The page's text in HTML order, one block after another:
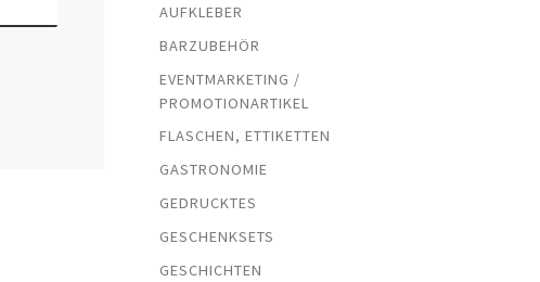
AUFKLEBER
BARZUBEHÖR
EVENTMARKETING /
PROMOTIONARTIKEL
FLASCHEN, ETTIKETTEN
GASTRONOMIE
GEDRUCKTES
GESCHENKSETS
GESCHICHTEN